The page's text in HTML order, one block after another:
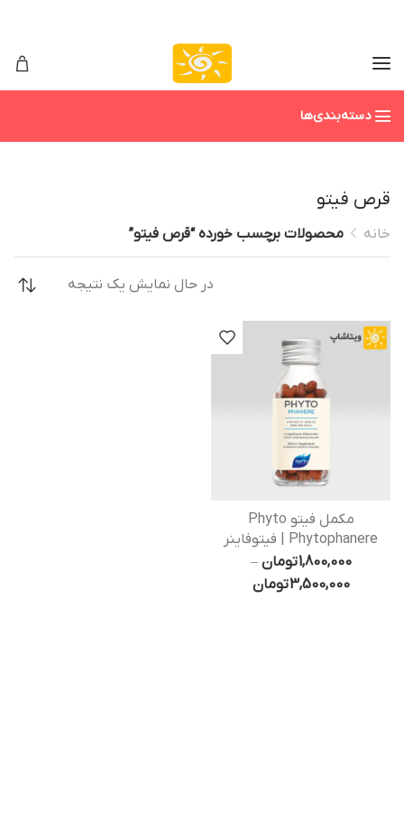
دسته‌بندی‌ها
قرص فیتو
خانه محصولات برچسب خورده “قرص فیتو”
در حال نمایش یک نتیجه
مکمل فیتو Phyto
Phytophanere | فیتوفاینر
1,800,000تومان –
3,500,000تومان